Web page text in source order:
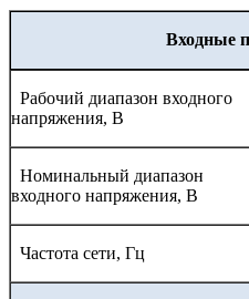
Входные
Рабочий диапазон входного
напряжения, В
Номинальный диапазон
входного напряжения, В
Частота сети, Гц